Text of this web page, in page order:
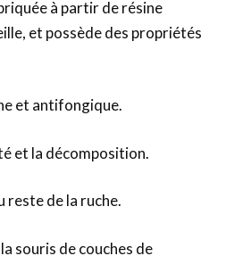
à partir de résine
et possède des propriétés
et antifongique.
et la décomposition.
reste de la ruche.
souris de couches de